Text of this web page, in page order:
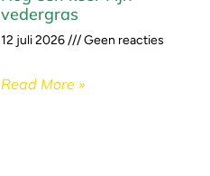
vedergras
12 juli 2026 Geen reacties
Read More »